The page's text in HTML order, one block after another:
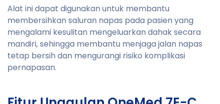
Alat ini dapat digunakan untuk membantu
membersihkan saluran napas pada pasien yang
mengalami kesulitan mengeluarkan dahak secara
mandiri, sehingga membantu menjaga jalan napas
tetap bersih dan mengurangi risiko komplikasi
pernapasan.